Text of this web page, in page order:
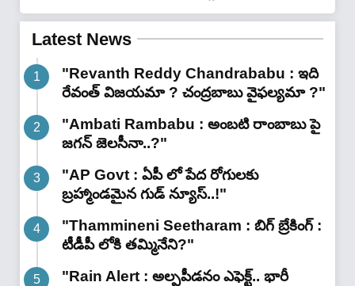
అదే… వేణు స్వామి…!"
Latest News
"Revanth Reddy Chandrababu : ఇది
రేవంత్ విజయమా ? చంద్రబాబు వైఫల్యమా ?"
"Ambati Rambabu : అంబటి రాంబాబు పై
జగన్ జెలసీనా..?"
"AP Govt : ఏపీ లో పేద రోగులకు
బ్రహ్మాండమైన గుడ్ న్యూస్..!"
"Thammineni Seetharam : బిగ్ బ్రేకింగ్ :
టీడీపీ లోకి తమ్మినేని?"
"Rain Alert : అల్పపీడనం ఎఫెక్ట్.. భారీ